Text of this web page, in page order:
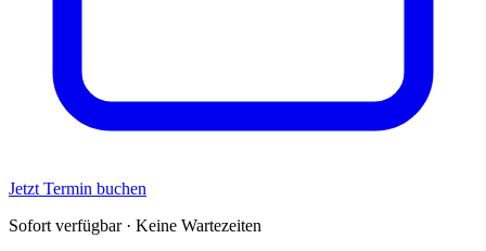
Jetzt Termin buchen
Sofort verfügbar · Keine Wartezeiten